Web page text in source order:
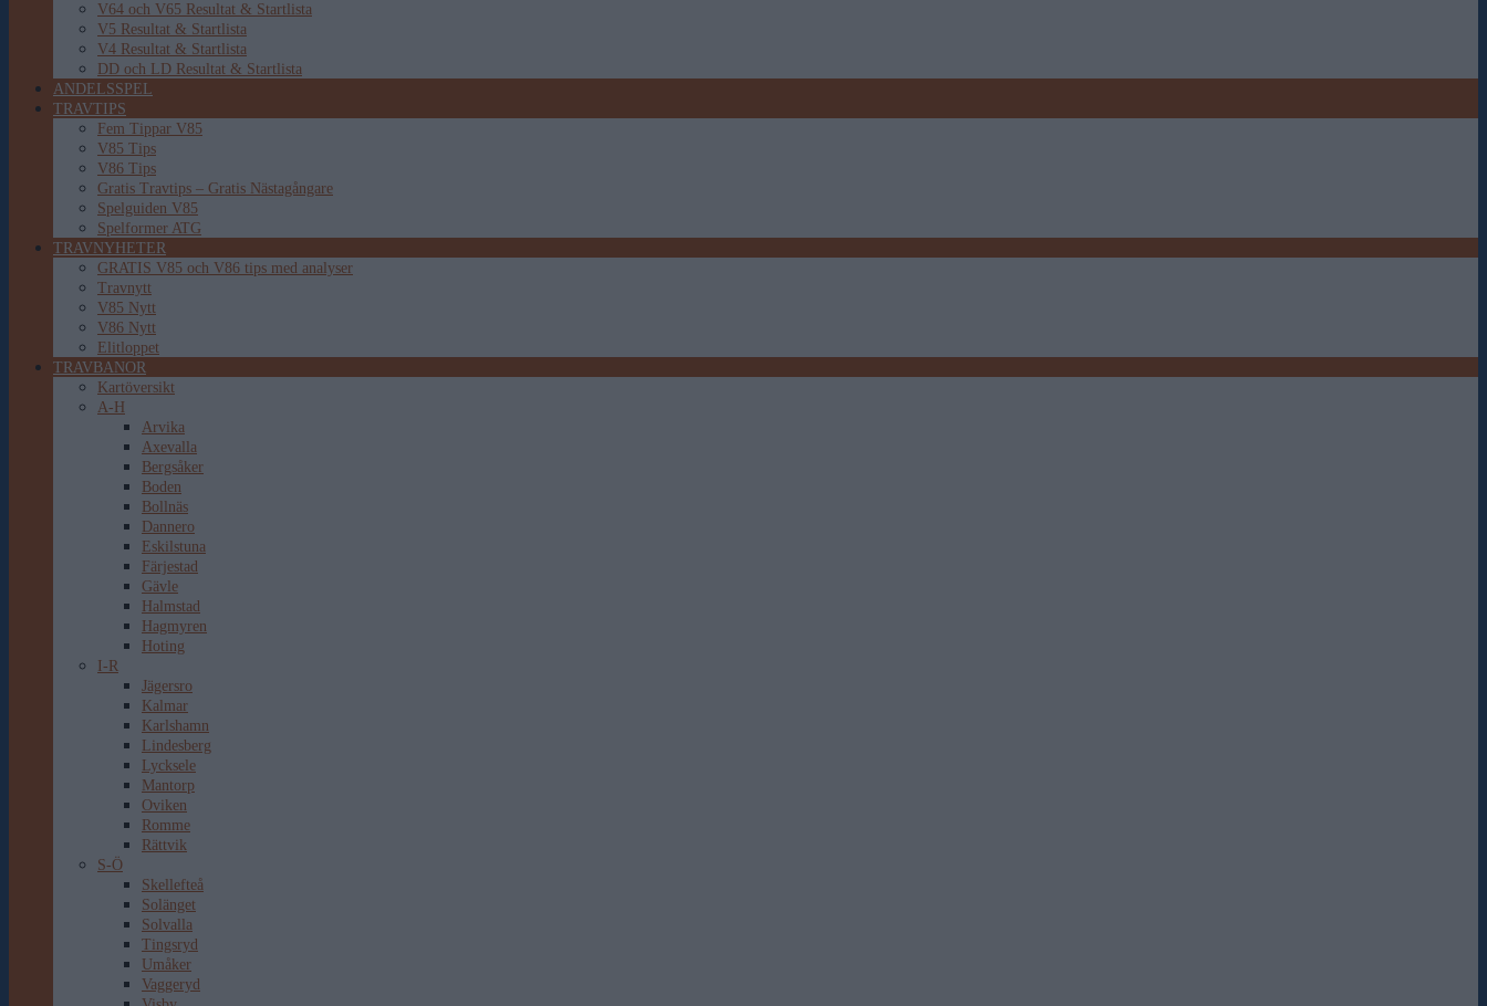
V64 och V65 Resultat & Startlista
V5 Resultat & Startlista
V4 Resultat & Startlista
DD och LD Resultat & Startlista
ANDELSSPEL
TRAVTIPS
Fem Tippar V85
V85 Tips
V86 Tips
Gratis Travtips – Gratis Nästagångare
Spelguiden V85
Spelformer ATG
TRAVNYHETER
GRATIS V85 och V86 tips med analyser
Travnytt
V85 Nytt
V86 Nytt
Elitloppet
TRAVBANOR
Kartöversikt
A-H
Arvika
Axevalla
Bergsåker
Boden
Bollnäs
Dannero
Eskilstuna
Färjestad
Gävle
Halmstad
Hagmyren
Hoting
I-R
Jägersro
Kalmar
Karlshamn
Lindesberg
Lycksele
Mantorp
Oviken
Romme
Rättvik
S-Ö
Skellefteå
Solänget
Solvalla
Tingsryd
Umåker
Vaggeryd